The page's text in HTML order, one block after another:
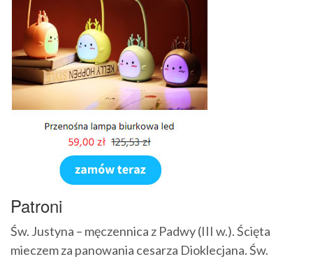
Patroni
Św. Justyna – męczennica z Padwy (III w.). Ścięta
mieczem za panowania cesarza Dioklecjana. Św.